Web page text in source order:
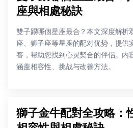
座與相處秘訣
雙子跟哪個星座最合？本文深度解析
座、狮子座等星座的配对优势，提供
答，帮助您找到心灵契合的伴侣。内
涵盖相容性、挑战与改善方法。
獅子金牛配對全攻略：